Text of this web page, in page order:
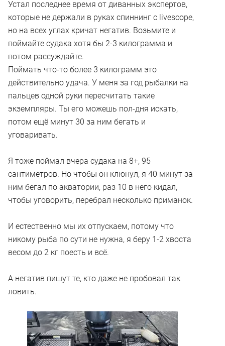
Устал последнее время от диванных экспертов,
которые не держали в руках спиннинг с livescope,
но на всех углах кричат негатив. Возьмите и
поймайте судака хотя бы 2-3 килограмма и
потом рассуждайте.
Поймать что-то более 3 килограмм это
действительно удача. У меня за год рыбалки на
пальцев одной руки пересчитать такие
экземпляры. Ты его можешь пол-дня искать,
потом ещё минут 30 за ним бегать и
уговаривать.
Я тоже поймал вчера судака на 8+, 95
сантиметров. Но чтобы он клюнул, я 40 минут за
ним бегал по акватории, раз 10 в него кидал,
чтобы уговорить, перебрал несколько приманок.
И естественно мы их отпускаем, потому что
никому рыба по сути не нужна, я беру 1-2 хвоста
весом до 2 кг поесть и всё.
А негатив пишут те, кто даже не пробовал так
ловить.